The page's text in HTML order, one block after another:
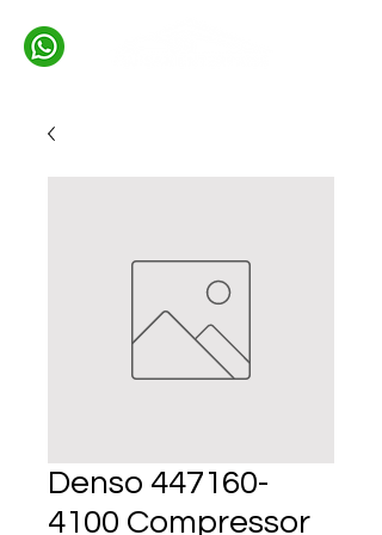
Denso 447160-
4100 Compressor